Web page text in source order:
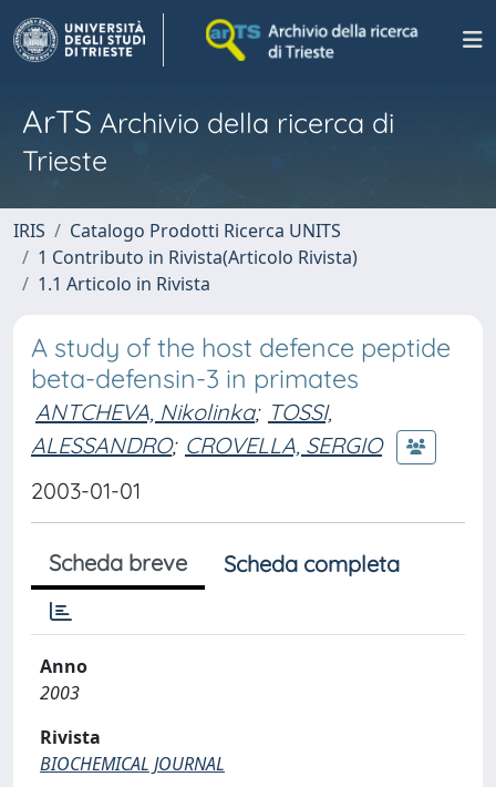
ArTS Archivio della ricerca di
Trieste
IRIS
Catalogo Prodotti Ricerca UNITS
1 Contributo in Rivista(Articolo Rivista)
1.1 Articolo in Rivista
A study of the host defence peptide
beta-defensin-3 in primates
ANTCHEVA, Nikolinka; TOSSI,
ALESSANDRO; CROVELLA, SERGIO
2003-01-01
Scheda breve Scheda completa
Anno
2003
Rivista
BIOCHEMICAL JOURNAL